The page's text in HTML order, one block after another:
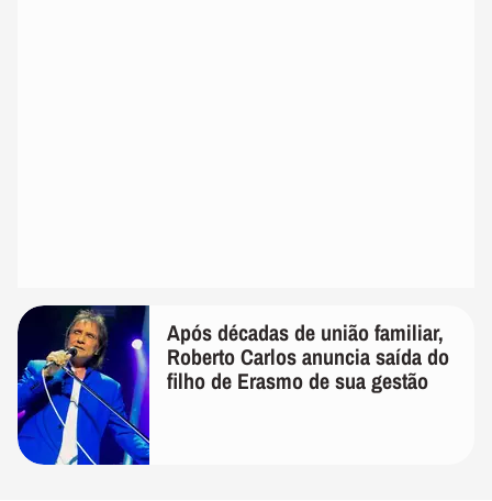
Após décadas de união familiar,
Roberto Carlos anuncia saída do
filho de Erasmo de sua gestão